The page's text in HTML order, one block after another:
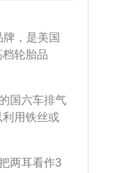
，是美国
轮胎品
生产，这
国六车排气
用铁丝或
来，如果
取应急措
将所有的
两耳看作3